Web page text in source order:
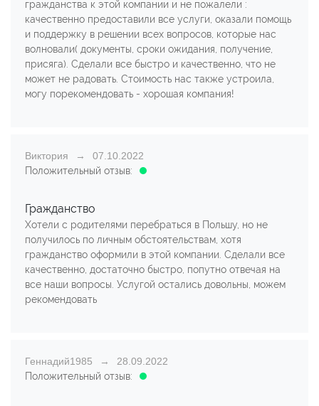
гражданства к этой компании и не пожалели :
качественно предоставили все услуги, оказали помощь
и поддержку в решении всех вопросов, которые нас
волновали( документы, сроки ожидания, получение,
присяга). Сделали все быстро и качественно, что не
может не радовать. Стоимость нас также устроила,
могу порекомендовать - хорошая компания!
Виктория
07.10.2022
Положительный отзыв:
Гражданство
Хотели с родителями перебраться в Польшу, но не
получилось по личным обстоятельствам, хотя
гражданство оформили в этой компании. Сделали все
качественно, достаточно быстро, попутно отвечая на
все наши вопросы. Услугой остались довольны, можем
рекомендовать
Геннадий1985
28.09.2022
Положительный отзыв: